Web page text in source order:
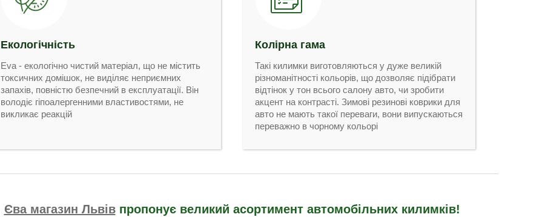
Екологічність
Eva - екологічно чистий матеріал, що не містить
токсичних домішок, не виділяє неприємних
запахів, повністю безпечний в експлуатації. Він
володіє гіпоалергенними властивостями, не
викликає реакцій
Колірна гама
Такі килимки виготовляються у дуже великій
різноманітності кольорів, що дозволяє підібрати
відтінок у тон всього салону авто, чи зробити
акцент на контрасті. Зимові резинові коврики для
авто не мають такої переваги, вони випускаються
переважно в чорному кольорі
Єва магазин Львівпропонує великий асортимент автомобільних килимків!